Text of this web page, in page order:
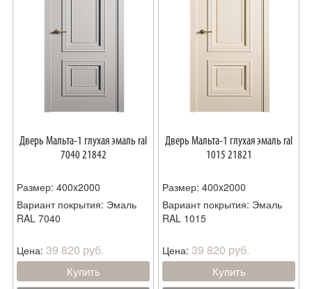
Дверь Мальта-1 глухая эмаль ral
7040 21842
Размер: 400x2000
Вариант покрытия: Эмаль
RAL 7040
Цена: 39 820 руб.
Купить
Дверь Мальта-1 глухая эмаль ral
1015 21821
Размер: 400x2000
Вариант покрытия: Эмаль
RAL 1015
Цена: 39 820 руб.
Купить